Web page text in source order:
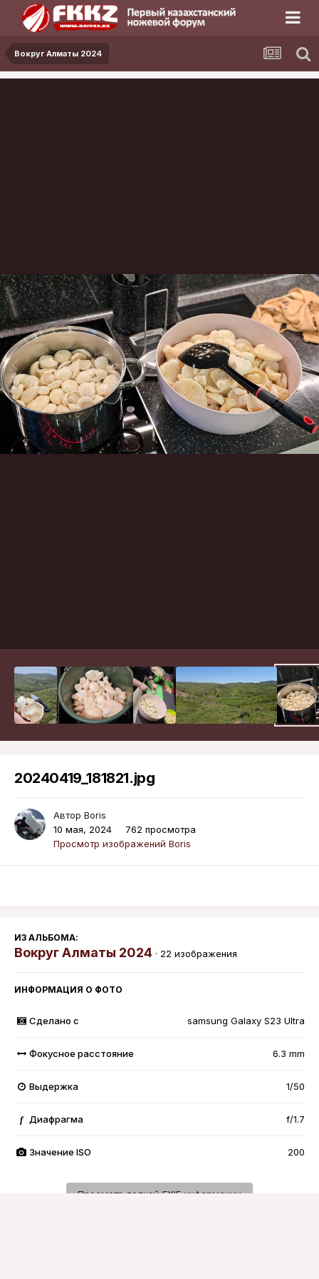
Вокруг Алматы 2024
20240419_181821.jpg
Автор Boris
10 мая, 2024
762 просмотра
Просмотр изображений Boris
ИЗ АЛЬБОМА:
Вокруг Алматы 2024 · 22 изображения
ИНФОРМАЦИЯ О ФОТО
Сделано с samsung Galaxy S23 Ultra
Фокусное расстояние 6.3 mm
Выдержка 1/50
f Диафрагма f/1.7
Значение ISO 200
Просмотр полной EXIF информации